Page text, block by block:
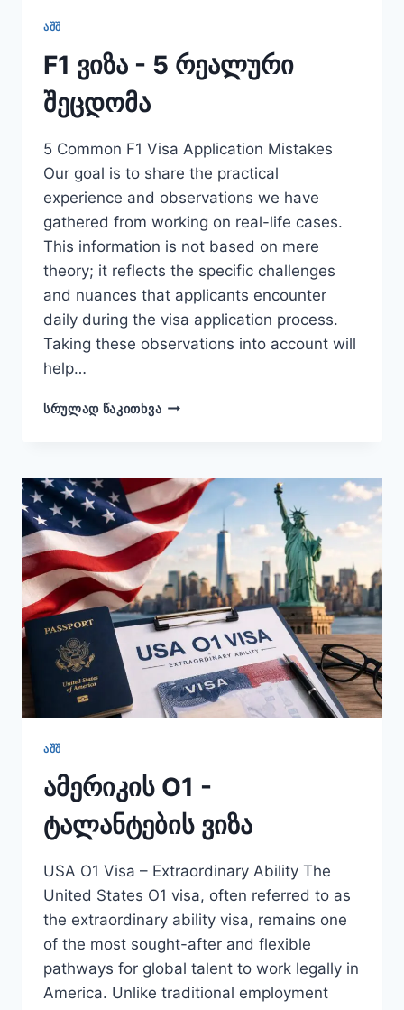
ᲐᲨᲨ
F1 ვიზა - 5 რეალური
შეცდომა
5 Common F1 Visa Application Mistakes
Our goal is to share the practical
experience and observations we have
gathered from working on real-life cases.
This information is not based on mere
theory; it reflects the specific challenges
and nuances that applicants encounter
daily during the visa application process.
Taking these observations into account will
help…
ᲡᲠᲣᲚᲐᲓ ᲬᲐᲙᲘᲗᲮᲕᲐ F1
ᲠᲔᲐᲚᲣᲠᲘ
ᲨᲔᲪᲓᲝᲛᲐ
ᲐᲨᲨ
ამერიკის O1 -
ტალანტების ვიზა
USA O1 Visa – Extraordinary Ability The
United States O1 visa, often referred to as
the extraordinary ability visa, remains one
of the most sought-after and flexible
pathways for global talent to work legally in
America. Unlike traditional employment